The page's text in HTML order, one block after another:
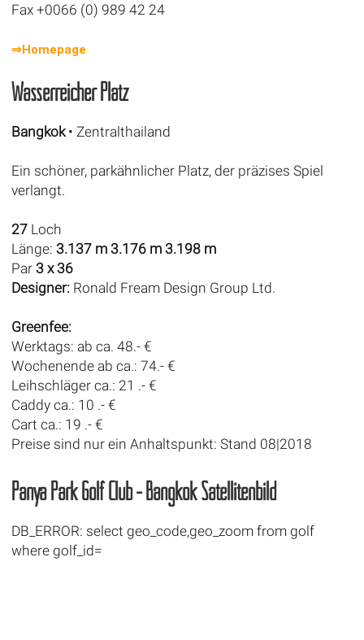
Fax +0066 (0) 989 42 24
⇒Homepage
Wasserreicher Platz
Bangkok• Zentralthailand
Ein schöner, parkähnlicher Platz, der präzises Spiel
verlangt.
27Loch
Länge: 3.137 m 3.176 m 3.198 m
Par 3 x 36
Designer:Ronald Fream Design Group Ltd.
Greenfee:
Werktags: ab ca. 48.- €
Wochenende ab ca.: 74.- €
Leihschläger ca.: 21 .- €
Caddy ca.: 10 .- €
Cart ca.: 19 .- €
Preise sind nur ein Anhaltspunkt: Stand 08|2018
Panya Park Golf Club - Bangkok Satellitenbild
DB_ERROR: select geo_code,geo_zoom from golf
where golf_id=